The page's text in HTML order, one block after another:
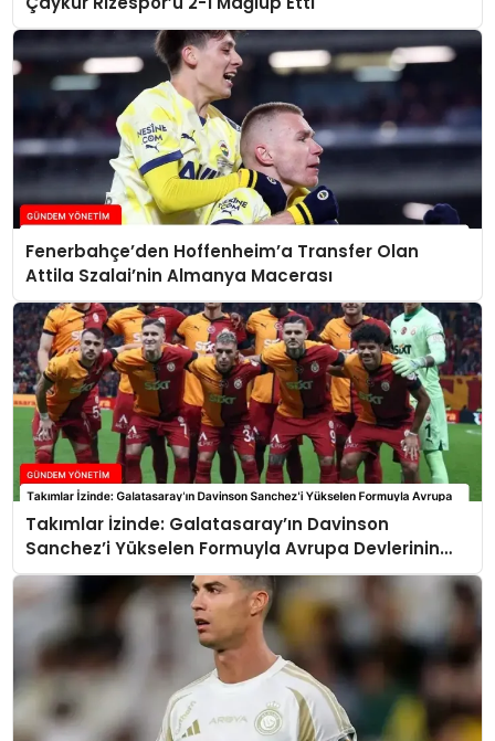
Fenerbahçe’den Hoffenheim’a Transfer Olan
Attila Szalai’nin Almanya Macerası
Takımlar İzinde: Galatasaray’ın Davinson
Sanchez’i Yükselen Formuyla Avrupa Devlerinin
Radarında